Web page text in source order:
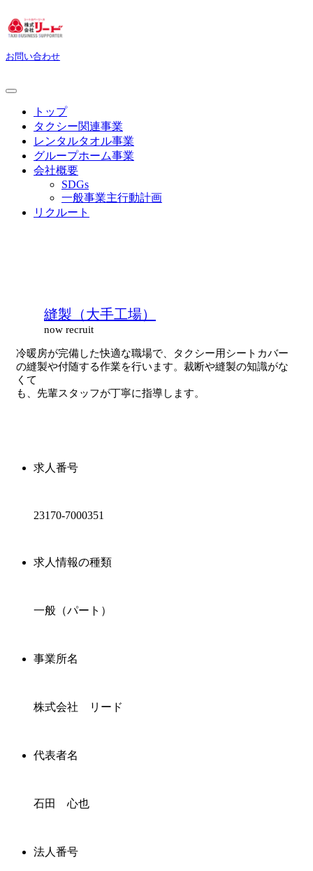
お問い合わせ
トップ
タクシー関連事業
レンタルタオル事業
グループホーム事業
会社概要
SDGs
一般事業主行動計画
リクルート
縫製（大手工場）
now recruit
冷暖房が完備した快適な職場で、タクシー用シートカバー
の縫製や付随する作業を行います。裁断や縫製の知識がな
くて
も、先輩スタッフが丁寧に指導します。
求人番号
23170-7000351
求人情報の種類
一般（パート）
事業所名
株式会社 リード
代表者名
石田 心也
法人番号